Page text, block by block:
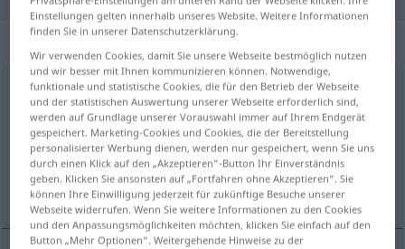
„Wahnvorstellung“
Wahnvorstellungf
Übersicht aller Übersetzungen
(Für mehr Details die Übersetzung anklicken/antippen)
urojenie
Einstellungen gelten innerhalb unseres Website. Weitere Informationen
finden Sie in unserer Datenschutzerklärung.
Wir verwenden Cookies, damit Sie unsere Webseite bestmöglich nutzen
und wir besser mit Ihnen kommunizieren können. Notwendige,
funktionale und statistische Cookies, die für den Betrieb der Webseite
und der statistischen Auswertung unserer Webseite erforderlich sind,
werden auf Grundlage unserer Vorauswahl immer auf Ihrem Endgerät
gespeichert. Marketing-Cookies und Cookies, die der Bereitstellung
personalisierter Werbung dienen, werden nur gespeichert, wenn Sie uns
durch einen Klick auf den „Akzeptieren“-Button Ihr Einverständnis
geben. Klicken Sie ansonsten auf „Fortfahren ohne Akzeptieren“. Sie
können Ihre Einwilligung jederzeit für zukünftige Besuche unserer
Webseite widerrufen. Wenn Sie weitere Informationen zu den Cookies
und den Anpassungsmöglichkeiten möchten, klicken Sie einfach auf den
Button „Mehr Optionen“. Weitergehende Hinweise zu der